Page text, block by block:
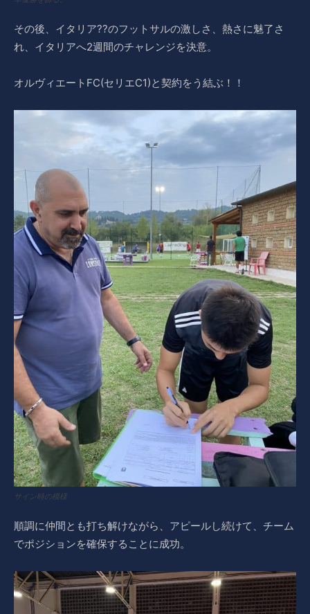
その後、イタリア??のフットサルの激しさ、熱さに魅了さ
れ、イタリアへ2週間のチャレンジを決意。
オルヴィエートFC(セリエC1)と契約をう結ぶ！！
サイン時の模様
順調に仲間とも打ち解けながら、アピールし続けて、チーム
でポジションを確保することに成功。